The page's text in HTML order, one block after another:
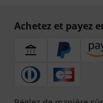
Achetez et payez